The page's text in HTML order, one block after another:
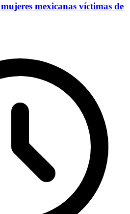
mexicanas víctimas de